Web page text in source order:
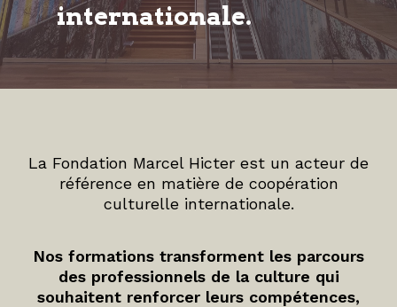
internationale.
La Fondation Marcel Hicter est un acteur de
référence en matière de coopération
culturelle internationale.
Nos formations transforment les parcours
des professionnels de la culture qui
souhaitent renforcer leurs compétences,